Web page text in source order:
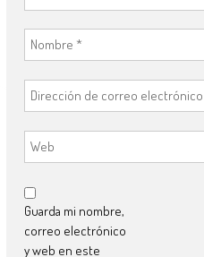
Guarda mi nombre,
correo electrónico
y web en este